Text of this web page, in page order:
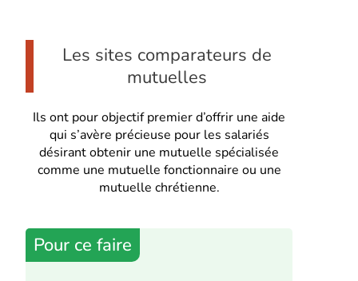
Les sites comparateurs de
mutuelles
Ils ont pour objectif premier d’offrir une aide
qui s’avère précieuse pour les salariés
désirant obtenir une mutuelle spécialisée
comme une mutuelle fonctionnaire ou une
mutuelle chrétienne.
Pour ce faire